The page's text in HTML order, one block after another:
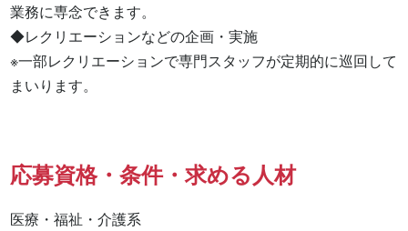
業務に専念できます。
◆レクリエーションなどの企画・実施
※一部レクリエーションで専門スタッフが定期的に巡回して
まいります。
応募資格・条件・求める人材
医療・福祉・介護系